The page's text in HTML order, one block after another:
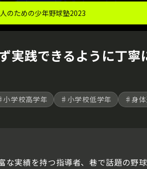
のための少年野球塾2023
実践できるように丁
小学校高学年 ♯小学校低学年 ♯身
実績を持つ指導者、巷で話題の野